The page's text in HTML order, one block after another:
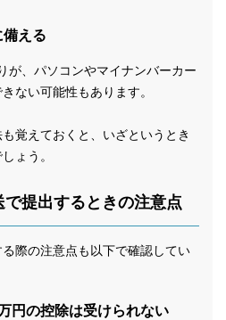
える
が、パソコンやマイナンバーカー
ない可能性もあります。
覚えておくと、いざというとき
ょう。
提出するときの注意点
際の注意点も以下で確認してい
円の控除は受けられない